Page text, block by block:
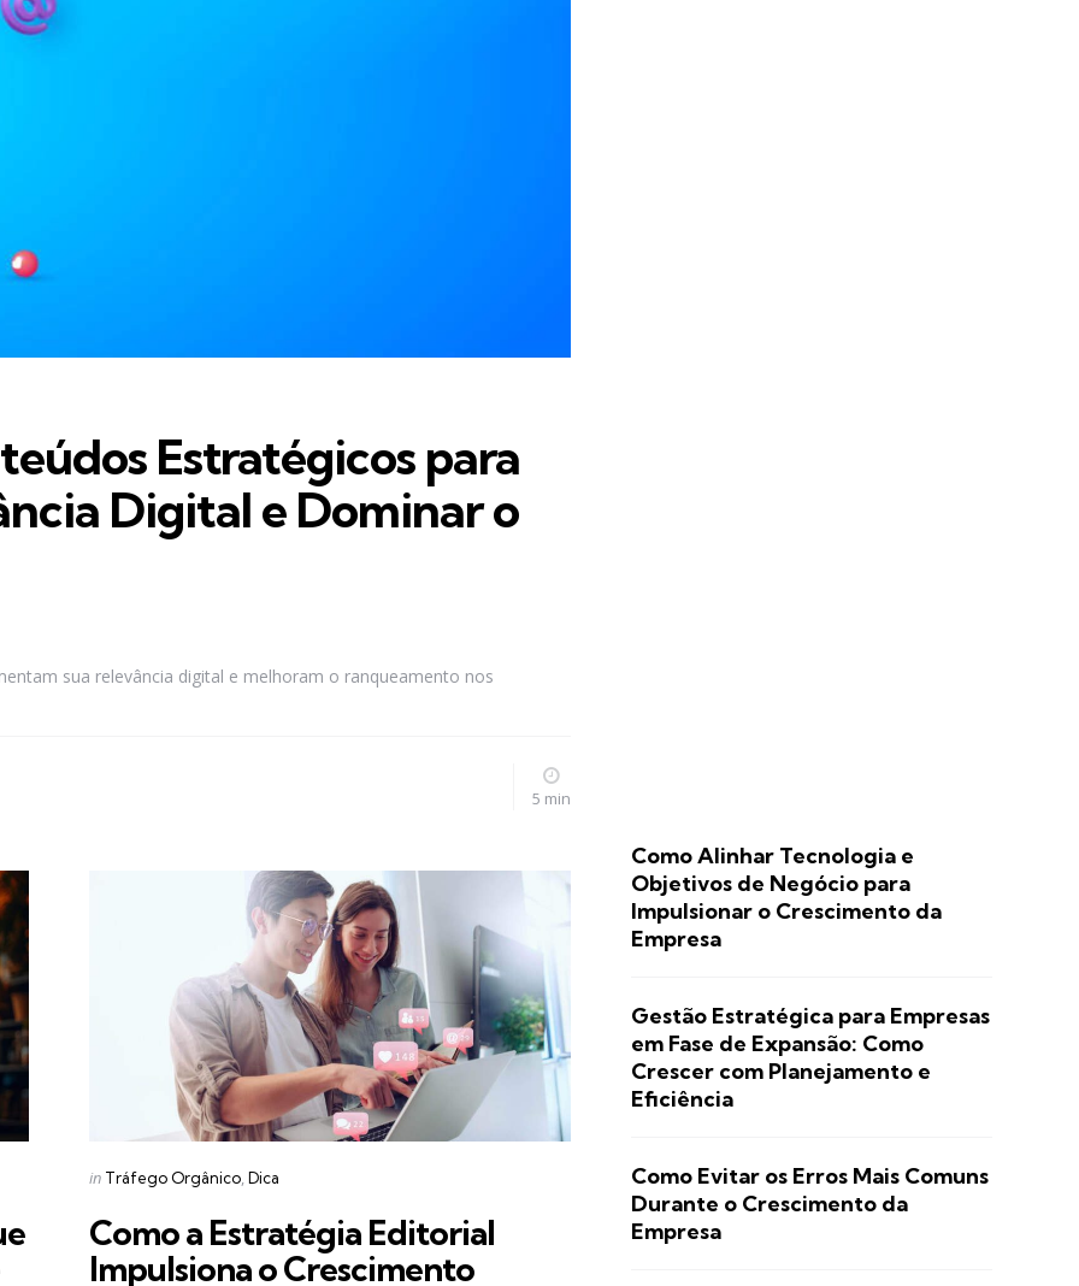
Estratégicos para
Digital e Dominar o
sua relevância digital e melhoram o ranqueamento nos
5 min
Categories
Posted
in Tráfego Orgânico Dica
Como a Estratégia Editorial
Impulsiona o Crescimento
Como Alinhar Tecnologia e
Objetivos de Negócio para
Impulsionar o Crescimento da
Empresa
Gestão Estratégica para Empresas
em Fase de Expansão: Como
Crescer com Planejamento e
Eficiência
Como Evitar os Erros Mais Comuns
Durante o Crescimento da
Empresa